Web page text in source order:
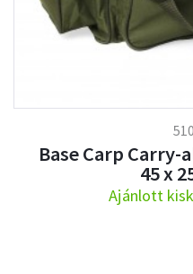
Base Carp Carry-
45 x
Ajánlott